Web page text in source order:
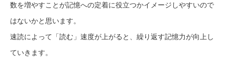
数を増やすことが記憶への定着に役立つかイメージしやすいので
はないかと思います。
速読によって「読む」速度が上がると、繰り返す記憶力が向上し
ていきます。